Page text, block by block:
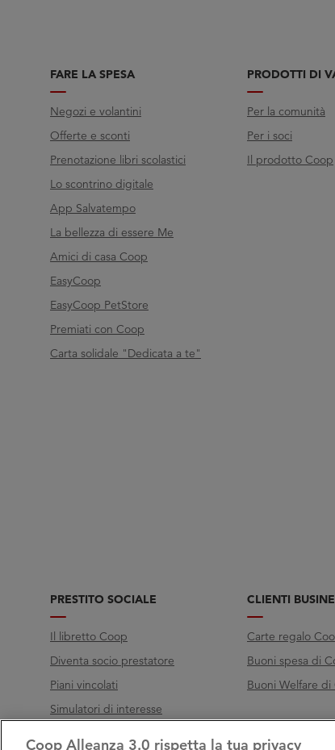
FARE LA SPESA
Negozi e volantini
Offerte e sconti
Prenotazione libri scolastici
Lo scontrino digitale
App Salvatempo
La bellezza di essere Me
Amici di casa Coop
EasyCoop
EasyCoop PetStore
Premiati con Coop
Carta solidale "Dedicata a te"
PRODOTTI DI
Per la comunità
Per i soci
Il prodotto Coop
PRESTITO SOCIALE
Il libretto Coop
Diventa socio prestatore
Piani vincolati
Simulatori di interesse
CLIENTI
Carte regalo
Buoni spesa di
Buoni Welfare di
Coop Alleanza 3.0 rispetta la tua privacy